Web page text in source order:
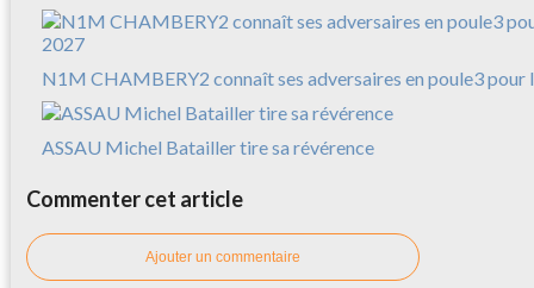
N1M CHAMBERY2 connaît ses adversaires en poule3 pour
ASSAU Michel Batailler tire sa révérence
Commenter cet article
Ajouter un commentaire